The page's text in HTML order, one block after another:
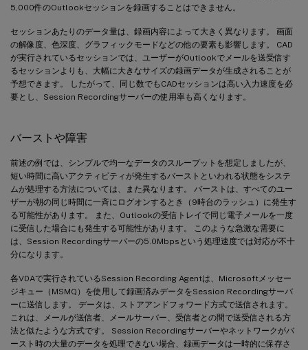
5,000件のOutlookセッションを録画することはできません。
セッションあたりのデータ量は、録画内容によって大きく異なります。 画面
の解像度、色深度、グラフィックモードなどの他の要素も影響します。 CAD
が実行されているセッションでは、ユーザーがOutlookでメールを送受信す
るセッションよりも、大幅に大きなサイズの録画データが生成されることが
予想できます。 したがって、同じ数でもCADセッションは高い入力速度を必
要とし、Session Recordingサーバーの使用率も高くなります。
バーストや障害
前述の例では、シンプルで均一なデータのスループットを想定しましたが、
短い時間に高いアクティビティが発生するバーストといわれる状態をシステ
ムが処理する方法については、また異なります。 バーストは、すべてのユー
ザーが朝の同じ時間に一斉にログオンするとき（9時台のラッシュ）に発生す
る可能性があります。 また、Outlookの受信トレイで同じ電子メールを一度
に受信した場合にも発生する可能性があります。 このような急激な需要に
は、Session Recordingサーバーの5.0Mbpsという処理速度では対応が不十
分になります。
各VDAで実行されているSession Recording Agentは、Microsoftメッセー
ジキュー（MSMQ）を使用して録画済みデータをSession Recordingサーバ
ーに送信します。 データは、ストアアンドフォワード方式で送信されます。
これは、メールが送信者、メールサーバー、受信者との間で送受信される方
法と似たような方式です。 Session Recordingサーバーやネットワークがバ
ースト時の大量のデータを処理できない場合、録画データは一時的に保存さ